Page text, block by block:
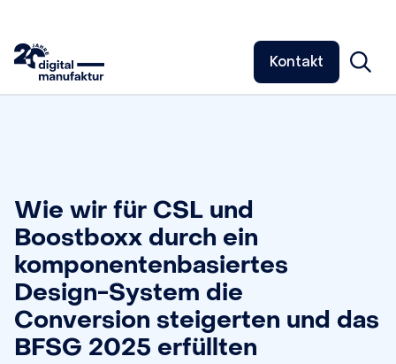
Kontakt
Wie wir für CSL und
Boostboxx durch ein
komponentenbasiertes
Design-System die
Conversion steigerten und das
BFSG 2025 erfüllten